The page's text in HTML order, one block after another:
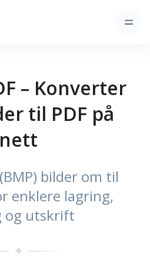
– Konverter
til PDF på
nett
bilder om til
enklere lagring,
og utskrift
✧